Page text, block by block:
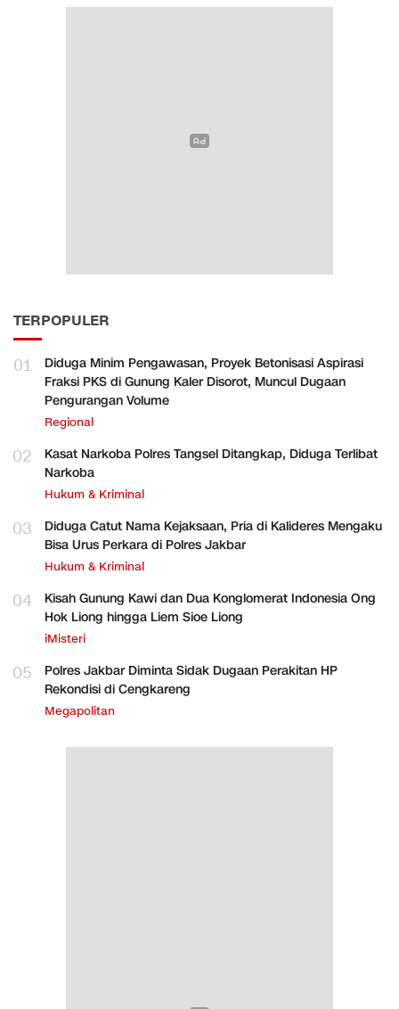
TERPOPULER
01
Diduga Minim Pengawasan, Proyek Betonisasi Aspirasi
Fraksi PKS di Gunung Kaler Disorot, Muncul Dugaan
Pengurangan Volume
Regional
02
Kasat Narkoba Polres Tangsel Ditangkap, Diduga Terlibat
Narkoba
Hukum & Kriminal
03
Diduga Catut Nama Kejaksaan, Pria di Kalideres Mengaku
Bisa Urus Perkara di Polres Jakbar
Hukum & Kriminal
04
Kisah Gunung Kawi dan Dua Konglomerat Indonesia Ong
Hok Liong hingga Liem Sioe Liong
iMisteri
05
Polres Jakbar Diminta Sidak Dugaan Perakitan HP
Rekondisi di Cengkareng
Megapolitan